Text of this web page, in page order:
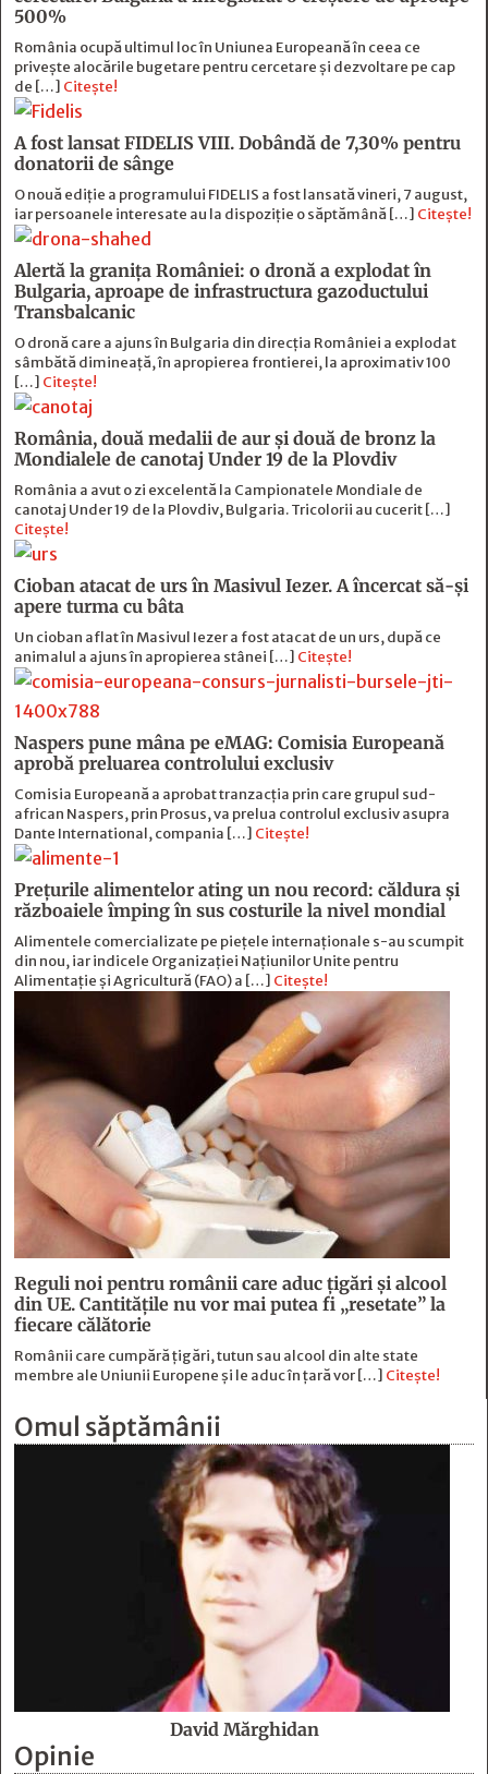
500%
România ocupă ultimul loc în Uniunea Europeană în ceea ce
privește alocările bugetare pentru cercetare și dezvoltare pe cap
de […] Citește!
A fost lansat FIDELIS VIII. Dobândă de 7,30% pentru
donatorii de sânge
O nouă ediție a programului FIDELIS a fost lansată vineri, 7 august,
iar persoanele interesate au la dispoziție o săptămână […] Citește!
Alertă la granița României: o dronă a explodat în
Bulgaria, aproape de infrastructura gazoductului
Transbalcanic
O dronă care a ajuns în Bulgaria din direcția României a explodat
sâmbătă dimineață, în apropierea frontierei, la aproximativ 100
[…] Citește!
România, două medalii de aur și două de bronz la
Mondialele de canotaj Under 19 de la Plovdiv
România a avut o zi excelentă la Campionatele Mondiale de
canotaj Under 19 de la Plovdiv, Bulgaria. Tricolorii au cucerit […]
Citește!
Cioban atacat de urs în Masivul Iezer. A încercat să-și
apere turma cu bâta
Un cioban aflat în Masivul Iezer a fost atacat de un urs, după ce
animalul a ajuns în apropierea stânei […] Citește!
Naspers pune mâna pe eMAG: Comisia Europeană
aprobă preluarea controlului exclusiv
Comisia Europeană a aprobat tranzacția prin care grupul sud-
african Naspers, prin Prosus, va prelua controlul exclusiv asupra
Dante International, compania […] Citește!
Prețurile alimentelor ating un nou record: căldura și
războaiele împing în sus costurile la nivel mondial
Alimentele comercializate pe piețele internaționale s-au scumpit
din nou, iar indicele Organizației Națiunilor Unite pentru
Alimentație și Agricultură (FAO) a […] Citește!
Reguli noi pentru românii care aduc țigări și alcool
din UE. Cantitățile nu vor mai putea fi „resetate” la
fiecare călătorie
Românii care cumpără țigări, tutun sau alcool din alte state
membre ale Uniunii Europene și le aduc în țară vor […] Citește!
Omul săptămânii
David Mărghidan
Opinie